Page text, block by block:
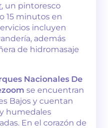
, un pintoresco
15 minutos en
incluyen
además
de hidromasaje
Nacionales De
se encuentran
Bajos y cuentan
humedales
En el corazón de